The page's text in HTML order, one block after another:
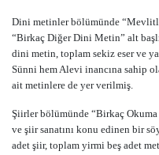
Dini metinler bölümünde
“Birkaç Diğer Dini Metin” alt
dini metin, toplam sekiz eser ve
Sünni hem Alevi inancına sahip
ait metinlere de yer verilmiş.
Şiirler bölümünde “Birkaç
ve şiir sanatını konu edinen bir
adet şiir, toplam yirmi beş adet